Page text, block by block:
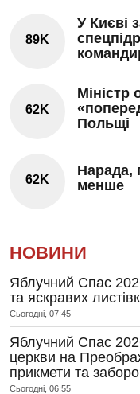
89K
У Києві
62K
Міністр
Польщі
62K
Нарада,
менше
НОВИНИ
Яблучний Спас
та яскравих
Сьогодні, 07:45
Яблучний Спас
церкви на
прикмети та
Сьогодні, 06:55